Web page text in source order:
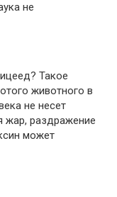
не
Такое
животного в
не несет
жар, раздражение
может